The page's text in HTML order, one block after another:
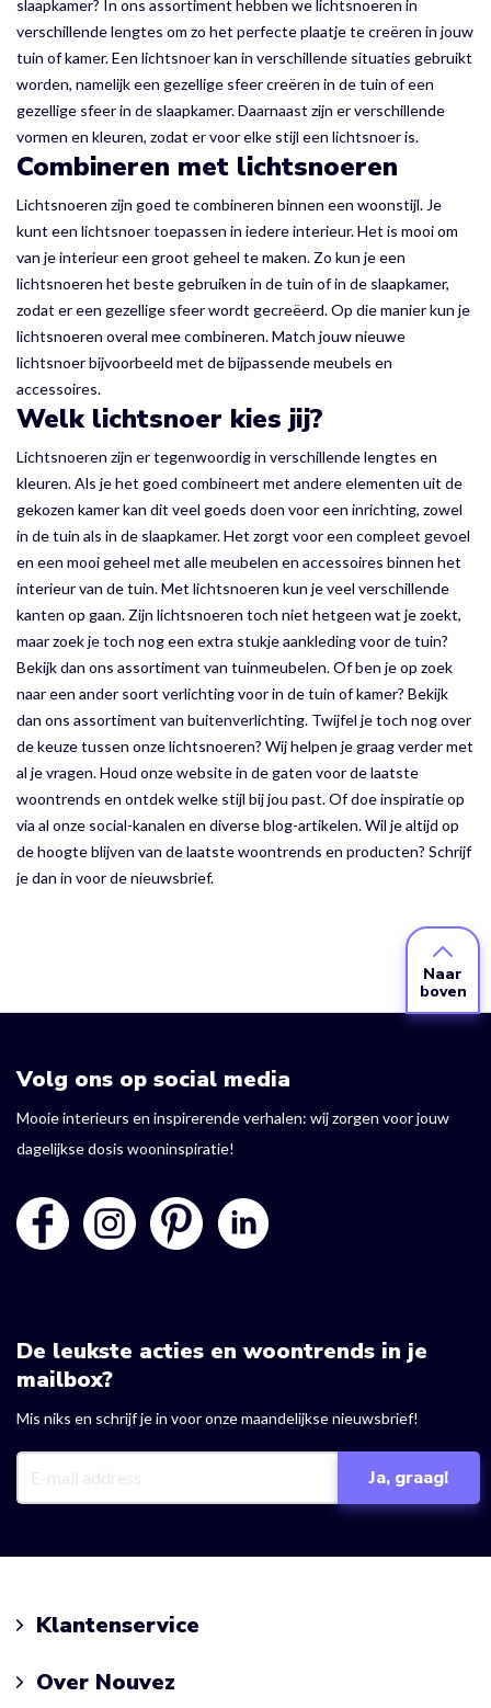
slaapkamer? In ons assortiment hebben we lichtsnoeren in
verschillende lengtes om zo het perfecte plaatje te creëren in jouw
tuin of kamer. Een lichtsnoer kan in verschillende situaties gebruikt
worden, namelijk een gezellige sfeer creëren in de tuin of een
gezellige sfeer in de slaapkamer. Daarnaast zijn er verschillende
vormen en kleuren, zodat er voor elke stijl een lichtsnoer is.
Combineren met lichtsnoeren
Lichtsnoeren zijn goed te combineren binnen een woonstijl. Je
kunt een lichtsnoer toepassen in iedere interieur. Het is mooi om
van je interieur een groot geheel te maken. Zo kun je een
lichtsnoeren het beste gebruiken in de tuin of in de slaapkamer,
zodat er een gezellige sfeer wordt gecreëerd. Op die manier kun je
lichtsnoeren overal mee combineren. Match jouw nieuwe
lichtsnoer bijvoorbeeld met de bijpassende meubels en
accessoires.
Welk lichtsnoer kies jij?
Lichtsnoeren zijn er tegenwoordig in verschillende lengtes en
kleuren. Als je het goed combineert met andere elementen uit de
gekozen kamer kan dit veel goeds doen voor een inrichting, zowel
in de tuin als in de slaapkamer. Het zorgt voor een compleet gevoel
en een mooi geheel met alle meubelen en accessoires binnen het
interieur van de tuin. Met lichtsnoeren kun je veel verschillende
kanten op gaan. Zijn lichtsnoeren toch niet hetgeen wat je zoekt,
maar zoek je toch nog een extra stukje aankleding voor de tuin?
Bekijk dan ons assortiment van tuinmeubelen. Of ben je op zoek
naar een ander soort verlichting voor in de tuin of kamer? Bekijk
dan ons assortiment van buitenverlichting. Twijfel je toch nog over
de keuze tussen onze lichtsnoeren? Wij helpen je graag verder met
al je vragen. Houd onze website in de gaten voor de laatste
woontrends en ontdek welke stijl bij jou past. Of doe inspiratie op
via al onze social-kanalen en diverse blog-artikelen. Wil je altijd op
de hoogte blijven van de laatste woontrends en producten? Schrijf
je dan in voor de nieuwsbrief.
Naar
boven
Volg ons op social media
Mooie interieurs en inspirerende verhalen: wij zorgen voor jouw
dagelijkse dosis wooninspiratie!
De leukste acties en woontrends in je
mailbox?
Mis niks en schrijf je in voor onze maandelijkse nieuwsbrief!
Klantenservice
Over Nouvez